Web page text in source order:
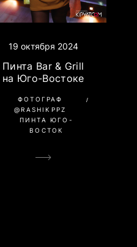
19 октября 2024
Пинта Bar & Grill
на Юго-Востоке
ФОТОГРАФ
@RASHIKPPZ
ПИНТА ЮГО-
ВОСТОК